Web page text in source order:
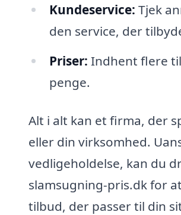
Kundeservice: Tjek
den service, der
Priser: Indhent flere
penge.
Alt i alt kan et firma, der
eller din virksomhed.
vedligeholdelse, kan du
slamsugning-pris.dk for
tilbud, der passer til din